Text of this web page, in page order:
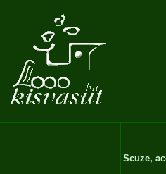
Scuze,